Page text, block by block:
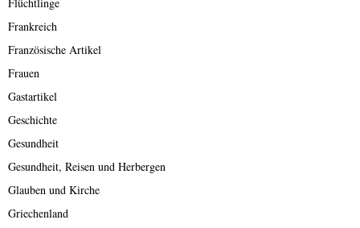
Flüchtlinge
Frankreich
Französische Artikel
Frauen
Gastartikel
Geschichte
Gesundheit
Gesundheit, Reisen und Herbergen
Glauben und Kirche
Griechenland